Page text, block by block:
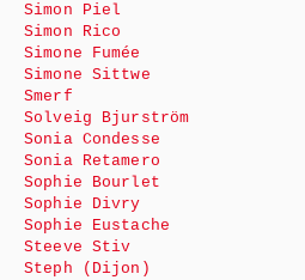
Simon Piel
Simon Rico
Simone Fumée
Simone Sittwe
Smerf
Solveig Bjurström
Sonia Condesse
Sonia Retamero
Sophie Bourlet
Sophie Divry
Sophie Eustache
Steeve Stiv
Steph (Dijon)